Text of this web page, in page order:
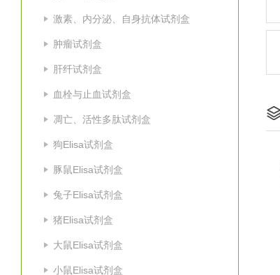
激素、内分泌、自身抗体试剂盒
肿瘤试剂盒
肝纤试剂盒
血栓与止血试剂盒
凋亡、活性多肽试剂盒
狗Elisa试剂盒
豚鼠Elisa试剂盒
兔子Elisa试剂盒
猪Elisa试剂盒
大鼠Elisa试剂盒
小鼠Elisa试剂盒